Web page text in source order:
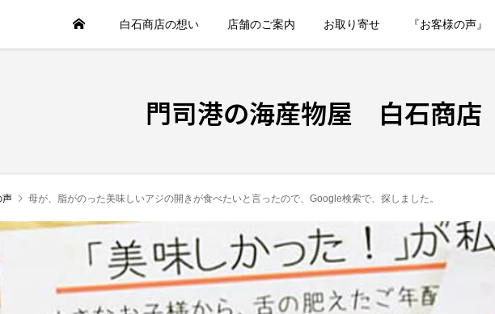
白石商店の想い 店舗のご案内 お取り寄せ 『お客様の声』
門司港の海産物屋 白石商店
声 母が、脂がのった美味しいアジの開きが食べたいと言ったので、Google検索で、探しました。